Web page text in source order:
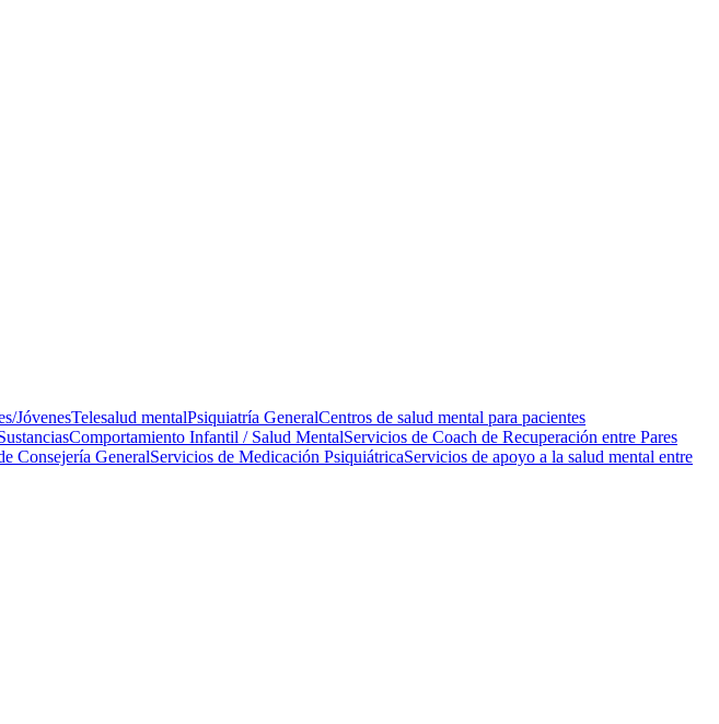
JóvenesTelesalud mentalPsiquiatría GeneralCentros de salud mental para pacientes
Comportamiento Infantil / Salud MentalServicios de Coach de Recuperación entre Pares
Consejería GeneralServicios de Medicación PsiquiátricaServicios de apoyo a la salud mental entre